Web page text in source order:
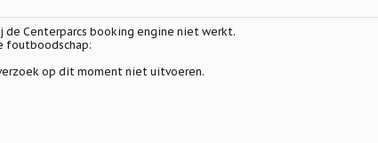
Centerparcs booking engine niet werkt.
foutboodschap:
op dit moment niet uitvoeren.